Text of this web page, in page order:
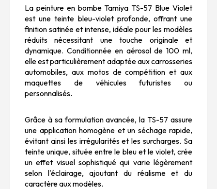
La peinture en bombe Tamiya TS-57 Blue Violet
est une teinte bleu-violet profonde, offrant une
finition satinée et intense, idéale pour les modèles
réduits nécessitant une touche originale et
dynamique. Conditionnée en aérosol de 100 ml,
elle est particulièrement adaptée aux carrosseries
automobiles, aux motos de compétition et aux
maquettes de véhicules futuristes ou
personnalisés.
Grâce à sa formulation avancée, la TS-57 assure
une application homogène et un séchage rapide,
évitant ainsi les irrégularités et les surcharges. Sa
teinte unique, située entre le bleu et le violet, crée
un effet visuel sophistiqué qui varie légèrement
selon l'éclairage, ajoutant du réalisme et du
caractère aux modèles.